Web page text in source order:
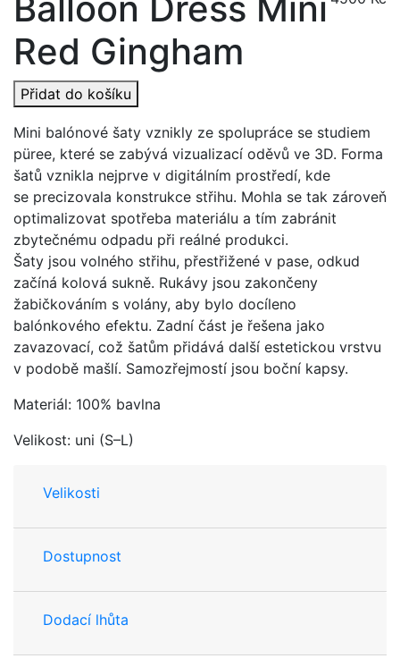
Red Gingham
Přidat do košíku
Mini balónové šaty vznikly ze spolupráce se studiem
püree, které se zabývá vizualizací oděvů ve 3D. Forma
šatů vznikla nejprve v digitálním prostředí, kde
se precizovala konstrukce střihu. Mohla se tak zároveň
optimalizovat spotřeba materiálu a tím zabránit
zbytečnému odpadu při reálné produkci.
Šaty jsou volného střihu, přestřižené v pase, odkud
začíná kolová sukně. Rukávy jsou zakončeny
žabičkováním s volány, aby bylo docíleno
balónkového efektu. Zadní část je řešena jako
zavazovací, což šatům přidává další estetickou vrstvu
v podobě mašlí. Samozřejmostí jsou boční kapsy.
Materiál: 100% bavlna
Velikost: uni (S–L)
Velikosti
Dostupnost
Dodací lhůta